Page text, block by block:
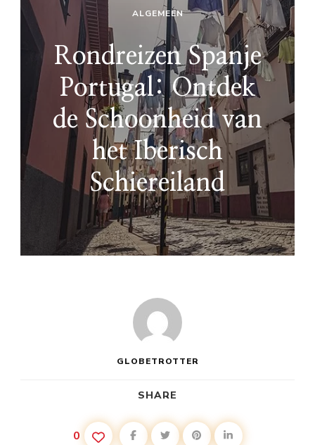
ALGEMEEN
Rondreizen Spanje
Portugal: Ontdek
de Schoonheid van
het Iberisch
Schiereiland
GLOBETROTTER
SHARE
0